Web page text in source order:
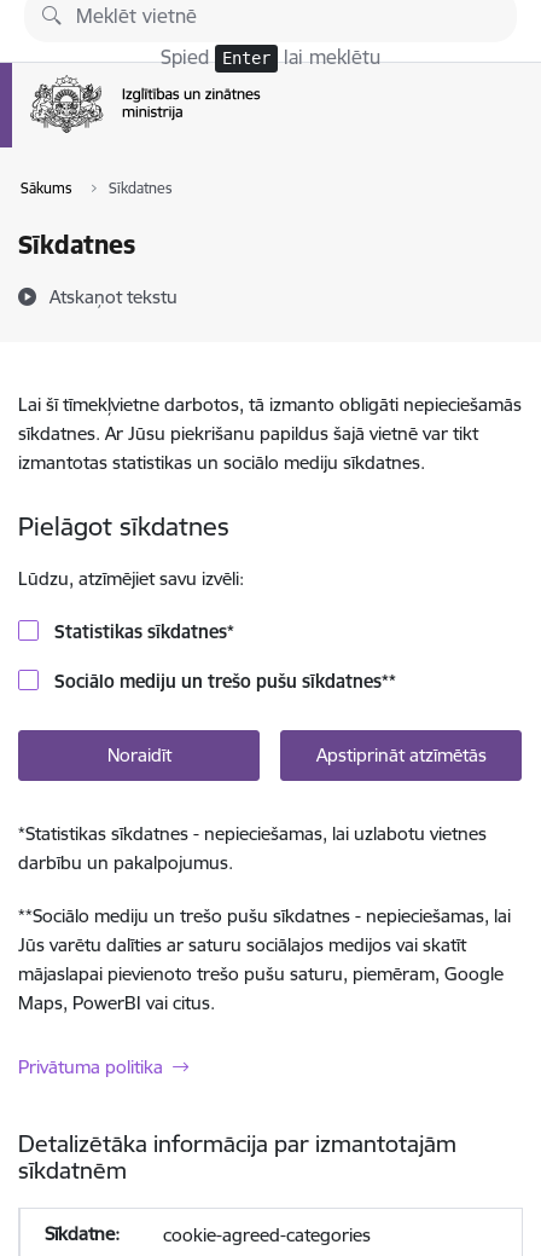
Pāriet uz lapas saturu
Spied Enter lai meklētu
Sākums Sīkdatnes
Sīkdatnes
Atskaņot tekstu
Lai šī tīmekļvietne darbotos, tā izmanto obligāti nepieciešamās
sīkdatnes. Ar Jūsu piekrišanu papildus šajā vietnē var tikt
izmantotas statistikas un sociālo mediju sīkdatnes.
Pielāgot sīkdatnes
Lūdzu, atzīmējiet savu izvēli:
Statistikas sīkdatnes*
Sociālo mediju un trešo pušu sīkdatnes**
Noraidīt Apstiprināt atzīmētās
*Statistikas sīkdatnes - nepieciešamas, lai uzlabotu vietnes
darbību un pakalpojumus.
**Sociālo mediju un trešo pušu sīkdatnes - nepieciešamas, lai
Jūs varētu dalīties ar saturu sociālajos medijos vai skatīt
mājaslapai pievienoto trešo pušu saturu, piemēram, Google
Maps, PowerBI vai citus.
Privātuma politika
Detalizētāka informācija par izmantotajām
sīkdatnēm
cookie-agreed-categories